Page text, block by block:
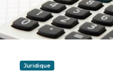
Juridique